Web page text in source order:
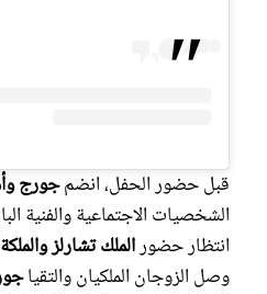
قبل حضور الحفل، انضمجورج
الشخصيات الاجتماعية والفنية
انتظار حضورالملك تشارلز
وصل الزوجان الملكيان والتقيا